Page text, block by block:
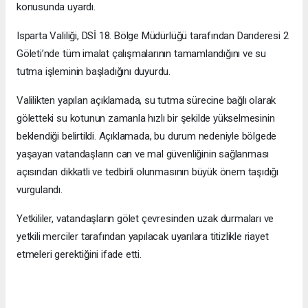
konusunda uyardı.
Isparta Valiliği, DSİ 18. Bölge Müdürlüğü tarafından Darıderesi 2
Göleti’nde tüm imalat çalışmalarının tamamlandığını ve su
tutma işleminin başladığını duyurdu.
Valilikten yapılan açıklamada, su tutma sürecine bağlı olarak
göletteki su kotunun zamanla hızlı bir şekilde yükselmesinin
beklendiği belirtildi. Açıklamada, bu durum nedeniyle bölgede
yaşayan vatandaşların can ve mal güvenliğinin sağlanması
açısından dikkatli ve tedbirli olunmasının büyük önem taşıdığı
vurgulandı.
Yetkililer, vatandaşların gölet çevresinden uzak durmaları ve
yetkili merciler tarafından yapılacak uyarılara titizlikle riayet
etmeleri gerektiğini ifade etti.